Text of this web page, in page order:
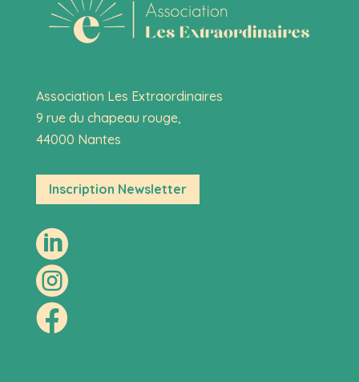
Association Les Extraordinaires
9 rue du chapeau rouge,
44000 Nantes
Inscription Newsletter


